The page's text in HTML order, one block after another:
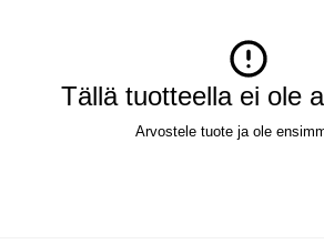
Tällä tuotteella ei ole
Arvostele tuote ja ole